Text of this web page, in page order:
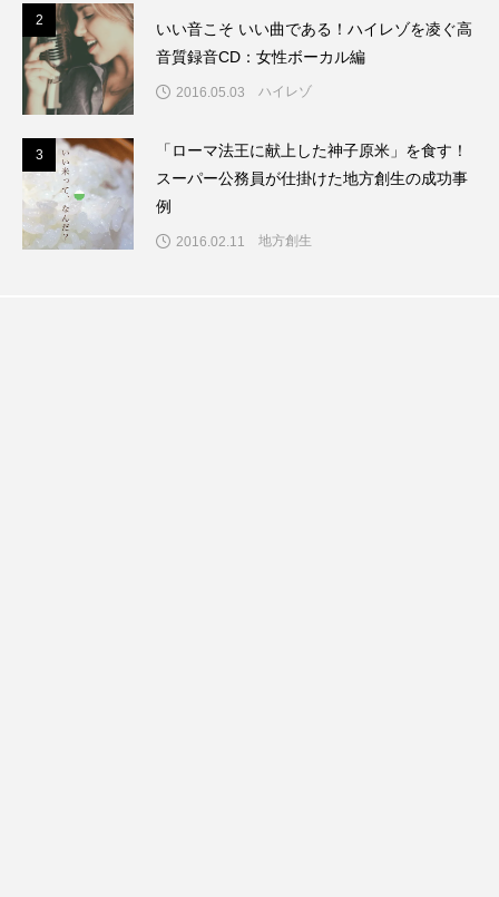
2
いい音こそ いい曲である！ハイレゾを凌ぐ高
音質録音CD：女性ボーカル編
2016.05.03 ハイレゾ
3
「ローマ法王に献上した神子原米」を食す！
スーパー公務員が仕掛けた地方創生の成功事
例
2016.02.11 地方創生